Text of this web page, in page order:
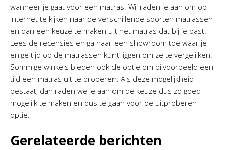
wanneer je gaat voor een matras. Wij raden je aan om op
internet te kijken naar de verschillende soorten matrassen
en dan een keuze te maken uit het matras dat bij je past.
Lees de recensies en ga naar een showroom toe waar je
enige tijd op de matrassen kunt liggen om ze te vergelijken.
Sommige winkels bieden ook de optie om bijvoorbeeld een
tijd een matras uit te proberen. Als deze mogelijkheid
bestaat, dan raden we je aan om de keuze dus zo goed
mogelijk te maken en dus te gaan voor de uitproberen
optie.
Gerelateerde berichten